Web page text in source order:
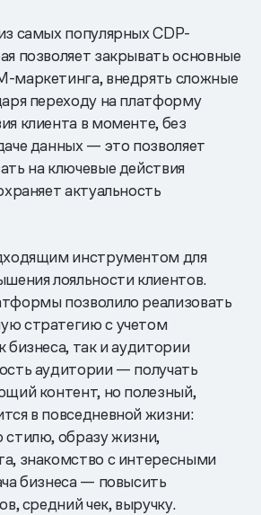
самых популярных CDP-
позволяет закрывать основные
маркетинга, внедрять сложные
переходу на платформу
клиента в моменте, без
данных — это позволяет
на ключевые действия
актуальность
инструментом для
лояльности клиентов.
позволило реализовать
стратегию с учетом
бизнеса, так и аудитории
аудитории — получать
контент, но полезный,
в повседневной жизни:
образу жизни,
знакомство с интересными
бизнеса — повысить
средний чек, выручку.